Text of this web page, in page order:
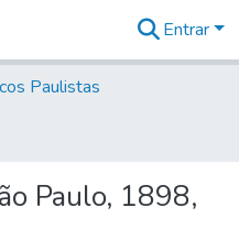
Entrar
Paulistas
Paulo, 1898,